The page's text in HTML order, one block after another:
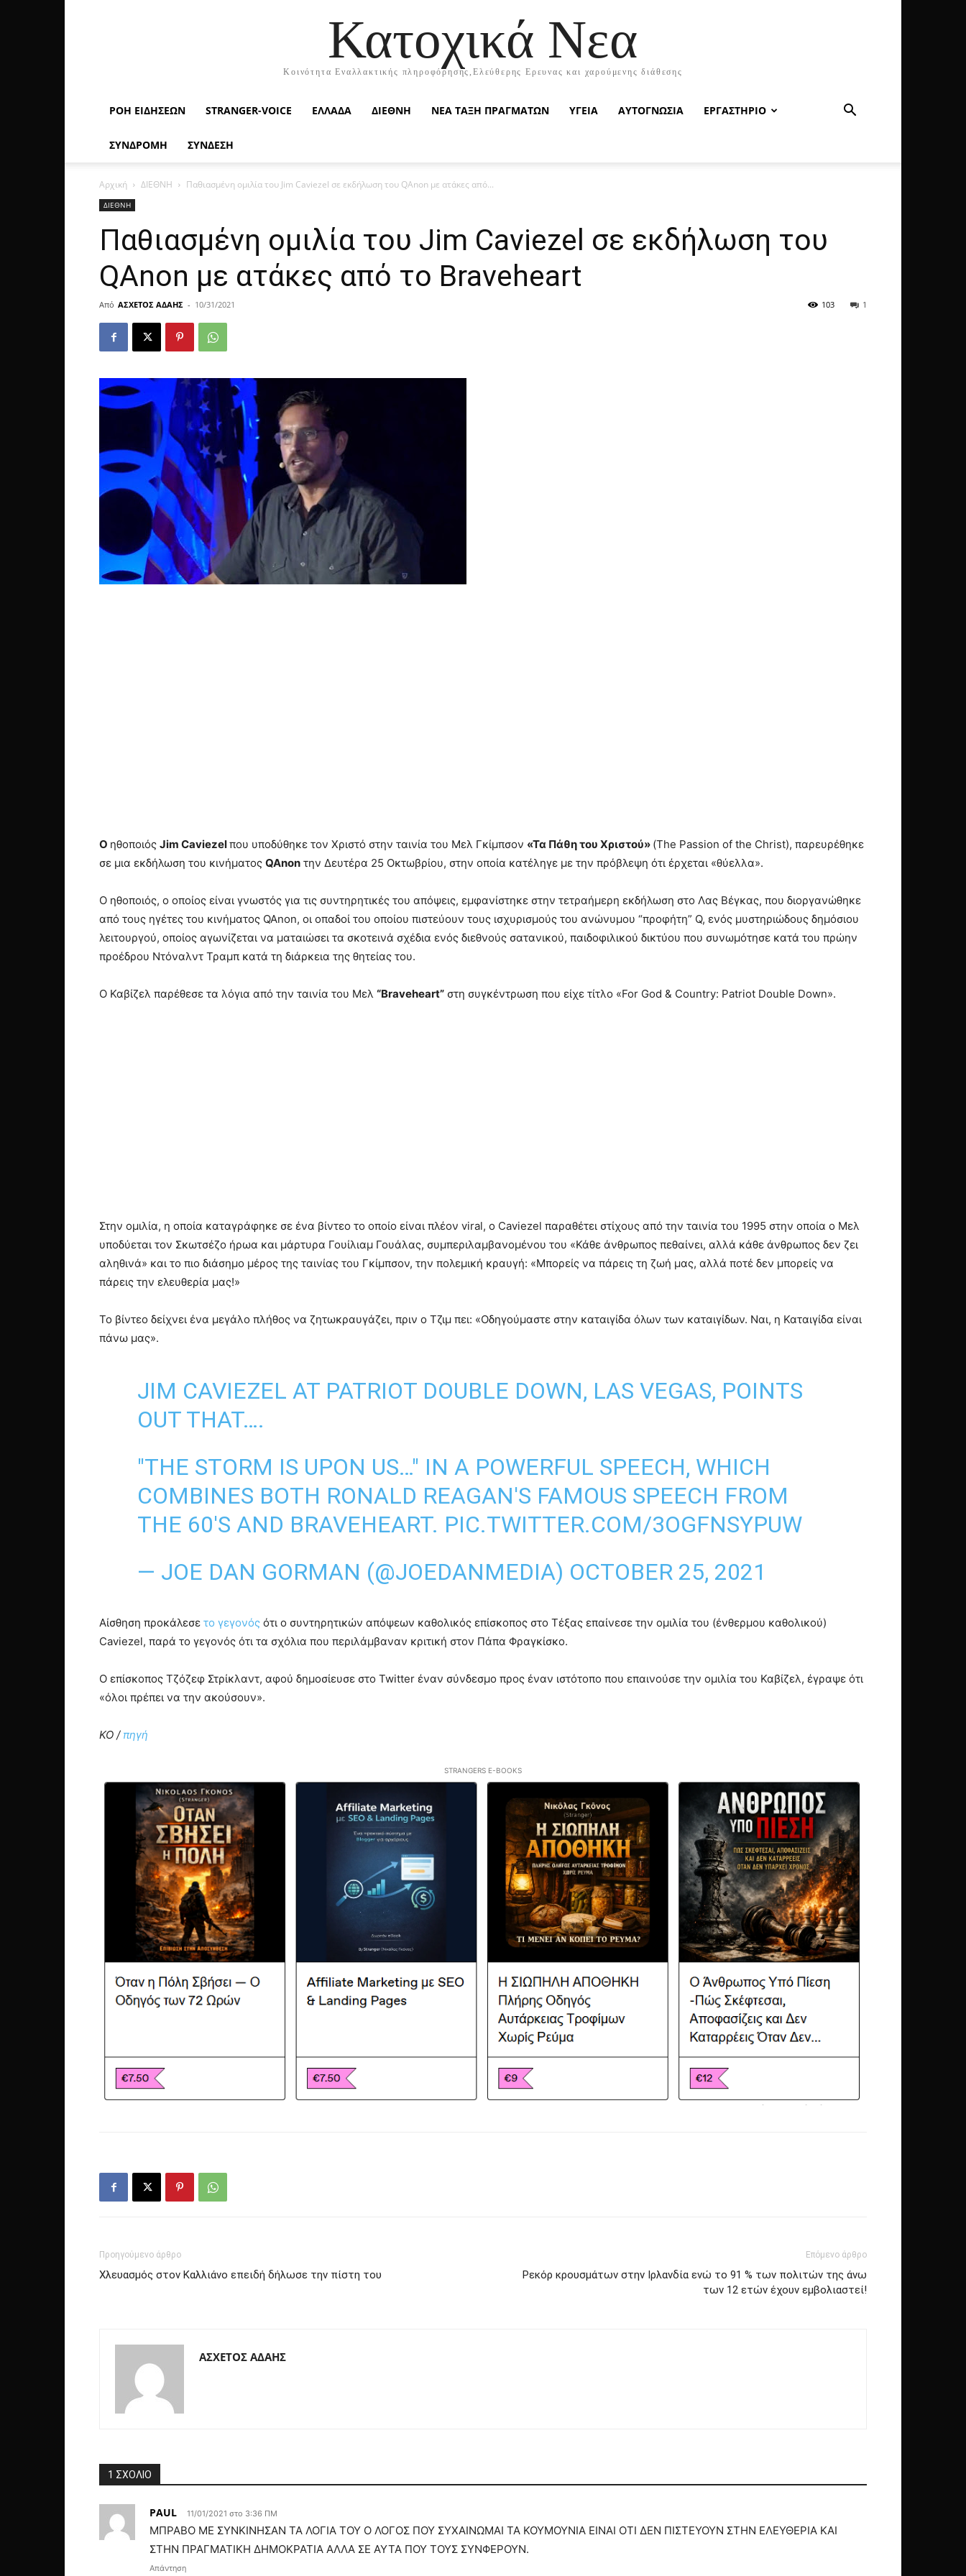
Κατοχικά Νεα
Κοινότητα Εναλλακτικής πληροφόρησης,Ελεύθερης Ερευνας και χαρούμενης διάθεσης
ΡΟΉ ΕΙΔΉΣΕΩΝ STRANGER-VOICE ΕΛΛΑΔΑ ΔΙΕΘΝΗ ΝΕΑ ΤΑΞΗ ΠΡΑΓΜΑΤΩΝ ΥΓΕΙΑ ΑΥΤΟΓΝΩΣΙΑ ΕΡΓΑΣΤΗΡΙΟ
ΣΥΝΔΡΟΜΗ ΣΥΝΔΕΣΗ
Αρχική ΔΙΕΘΝΗ Παθιασμένη ομιλία του Jim Caviezel σε εκδήλωση του QAnon με ατάκες από...
ΔΙΕΘΝΗ
Παθιασμένη ομιλία του Jim Caviezel σε εκδήλωση του
QAnon με ατάκες από το Braveheart
Από ΑΣΧΕΤΟΣ ΑΔΑΗΣ - 10/31/2021 1
103
Ο ηθοποιός Jim Caviezelπου υποδύθηκε τον Χριστό στην ταινία του Μελ Γκίμπσον «Τα Πάθη του Χριστού» (The Passion of the Christ), παρευρέθηκε
σε μια εκδήλωση του κινήματος QAnon την Δευτέρα 25 Οκτωβρίου, στην οποία κατέληγε με την πρόβλεψη ότι έρχεται «θύελλα».
Ο ηθοποιός, ο οποίος είναι γνωστός για τις συντηρητικές του απόψεις, εμφανίστηκε στην τετραήμερη εκδήλωση στο Λας Βέγκας, που διοργανώθηκε
από τους ηγέτες του κινήματος QAnon, οι οπαδοί του οποίου πιστεύουν τους ισχυρισμούς του ανώνυμου “προφήτη” Q, ενός μυστηριώδους δημόσιου
λειτουργού, οποίος αγωνίζεται να ματαιώσει τα σκοτεινά σχέδια ενός διεθνούς σατανικού, παιδοφιλικού δικτύου που συνωμότησε κατά του πρώην
προέδρου Ντόναλντ Τραμπ κατά τη διάρκεια της θητείας του.
Ο Καβίζελ παρέθεσε τα λόγια από την ταινία του Μελ “Braveheart” στη συγκέντρωση που είχε τίτλο «For God & Country: Patriot Double Down».
Στην ομιλία, η οποία καταγράφηκε σε ένα βίντεο το οποίο είναι πλέον viral, ο Caviezel παραθέτει στίχους από την ταινία του 1995 στην οποία ο Μελ
υποδύεται τον Σκωτσέζο ήρωα και μάρτυρα Γουίλιαμ Γουάλας, συμπεριλαμβανομένου του «Κάθε άνθρωπος πεθαίνει, αλλά κάθε άνθρωπος δεν ζει
αληθινά» και το πιο διάσημο μέρος της ταινίας του Γκίμπσον, την πολεμική κραυγή: «Μπορείς να πάρεις τη ζωή μας, αλλά ποτέ δεν μπορείς να
πάρεις την ελευθερία μας!»
Το βίντεο δείχνει ένα μεγάλο πλήθος να ζητωκραυγάζει, πριν ο Τζιμ πει: «Οδηγούμαστε στην καταιγίδα όλων των καταιγίδων. Ναι, η Καταιγίδα είναι
πάνω μας».
JIM CAVIEZEL AT PATRIOT DOUBLE DOWN, LAS VEGAS, POINTS
OUT THAT….
"THE STORM IS UPON US…" IN A POWERFUL SPEECH, WHICH
COMBINES BOTH RONALD REAGAN'S FAMOUS SPEECH FROM
THE 60'S AND BRAVEHEART. PIC.TWITTER.COM/3OGFNSYPUW
— JOE DAN GORMAN (@JOEDANMEDIA) OCTOBER 25, 2021
Αίσθηση προκάλεσε το γεγονός ότι ο συντηρητικών απόψεων καθολικός επίσκοπος στο Τέξας επαίνεσε την ομιλία του (ένθερμου καθολικού)
Caviezel, παρά το γεγονός ότι τα σχόλια που περιλάμβαναν κριτική στον Πάπα Φραγκίσκο.
Ο επίσκοπος Τζόζεφ Στρίκλαντ, αφού δημοσίευσε στο Twitter έναν σύνδεσμο προς έναν ιστότοπο που επαινούσε την ομιλία του Καβίζελ, έγραψε ότι
«όλοι πρέπει να την ακούσουν».
ΚΟ / πηγή
STRANGERS E-BOOKS
Προηγούμενο άρθρο
Χλευασμός στον Καλλιάνο επειδή δήλωσε την πίστη του
Επόμενο άρθρο
Ρεκόρ κρουσμάτων στην Ιρλανδία ενώ το 91 % των πολιτών της άνω
των 12 ετών έχουν εμβολιαστεί!
ΑΣΧΕΤΟΣ ΑΔΑΗΣ
1 ΣΧΟΛΙΟ
PAUL 11/01/2021 στο 3:36 ΠΜ
ΜΠΡΑΒΟ ΜΕ ΣΥΝΚΙΝΗΣΑΝ ΤΑ ΛΟΓΙΑ ΤΟΥ Ο ΛΟΓΟΣ ΠΟΥ ΣΥΧΑΙΝΩΜΑΙ ΤΑ ΚΟΥΜΟΥΝΙΑ ΕΙΝΑΙ ΟΤΙ ΔΕΝ ΠΙΣΤΕΥΟΥΝ ΣΤΗΝ ΕΛΕΥΘΕΡΙΑ ΚΑΙ
ΣΤΗΝ ΠΡΑΓΜΑΤΙΚΗ ΔΗΜΟΚΡΑΤΙΑ ΑΛΛΑ ΣΕ ΑΥΤΑ ΠΟΥ ΤΟΥΣ ΣΥΝΦΕΡΟΥΝ.
Απάντηση